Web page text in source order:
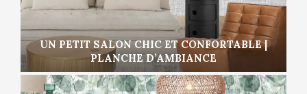
UN PETIT SALON CHIC ET CONFORTABLE |
PLANCHE D’AMBIANCE